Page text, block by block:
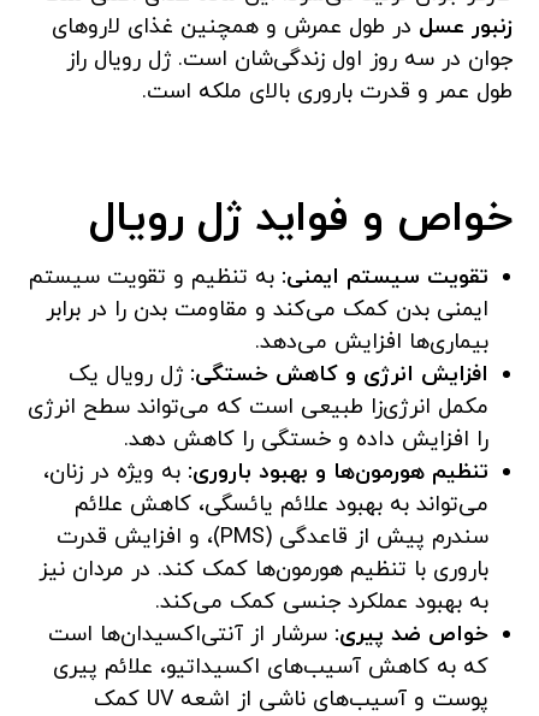
زنبور عسل در طول عمرش و همچنین غذای لاروهای
جوان در سه روز اول زندگی‌شان است. ژل رویال راز
طول عمر و قدرت باروری بالای ملکه است.
خواص و فواید ژل رویال
تقویت سیستم ایمنی: به تنظیم و تقویت سیستم
ایمنی بدن کمک می‌کند و مقاومت بدن را در برابر
بیماری‌ها افزایش می‌دهد.
افزایش انرژی و کاهش خستگی: ژل رویال یک
مکمل انرژی‌زا طبیعی است که می‌تواند سطح انرژی
را افزایش داده و خستگی را کاهش دهد.
تنظیم هورمون‌ها و بهبود باروری: به ویژه در زنان،
می‌تواند به بهبود علائم یائسگی، کاهش علائم
سندرم پیش از قاعدگی (PMS)، و افزایش قدرت
باروری با تنظیم هورمون‌ها کمک کند. در مردان نیز
به بهبود عملکرد جنسی کمک می‌کند.
خواص ضد پیری: سرشار از آنتی‌اکسیدان‌ها است
که به کاهش آسیب‌های اکسیداتیو، علائم پیری
پوست و آسیب‌های ناشی از اشعه UV کمک